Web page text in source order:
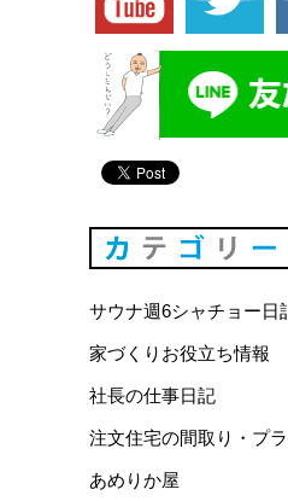
サウナ週6シャチョー日
家づくりお役立ち情報
社長の仕事日記
注文住宅の間取り・プ
あめりか屋